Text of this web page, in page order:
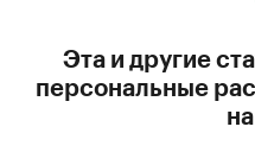
Эта и другие
персональные